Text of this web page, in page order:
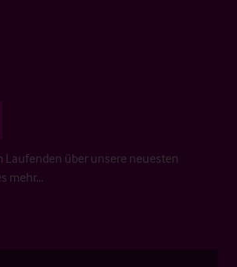
Laufenden über unsere neuesten
mehr…